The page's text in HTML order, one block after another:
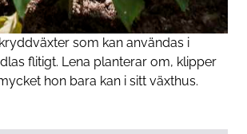
som kan användas i
flitigt. Lena planterar om, klipper
hon bara kan i sitt växthus.